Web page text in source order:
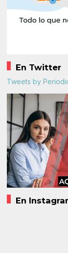
En Twitter
Tweets by
En